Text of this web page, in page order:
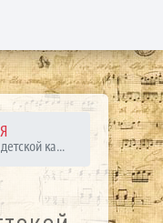
ка...